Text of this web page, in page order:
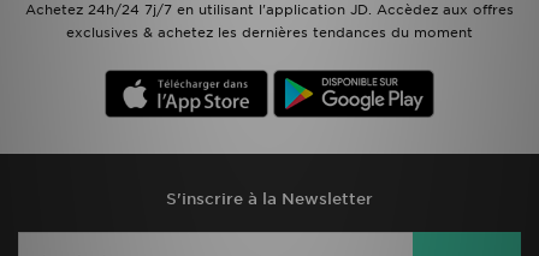
Achetez 24h/24 7j/7 en utilisant l'application JD. Accèdez aux offres
exclusives & achetez les dernières tendances du moment
S'inscrire à la Newsletter